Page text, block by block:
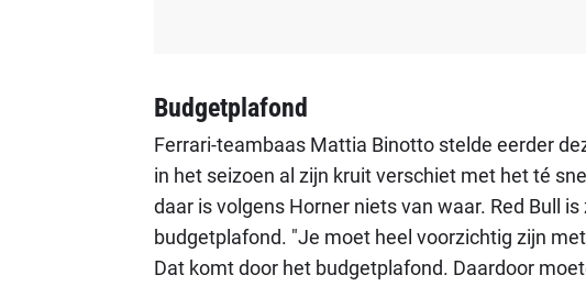
Budgetplafond
Ferrari-teambaas Mattia Binotto stelde eerder
in het seizoen al zijn kruit verschiet met het té
daar is volgens Horner niets van waar. Red Bull
budgetplafond. "Je moet heel voorzichtig zijn
Dat komt door het budgetplafond. Daardoor